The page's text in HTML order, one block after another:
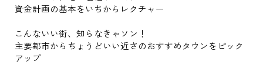
資金計画の基本をいちからレクチャー
こんないい街、知らなきゃソン！
主要都市からちょうどいい近さのおすすめタウンをピック
アップ